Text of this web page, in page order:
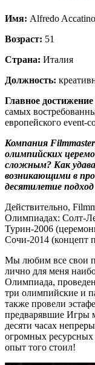
Имя: Alfredo Accatino
Возраст: 51
Страна: Италия
Должность:
Главное
самых
европейского event-
Компания Filmmaster
олимпийских
сложным? Как
возникающими в
десятилетие
Действительно,
Олимпиадах: Солт-
Турин-2006
Сочи-2014 (концепт
Мы любим все свои
лично для меня
Олимпиада,
три олимпийские и
также провели
предварявшие Игры
десяти часах
огромных
опыт того стоил!